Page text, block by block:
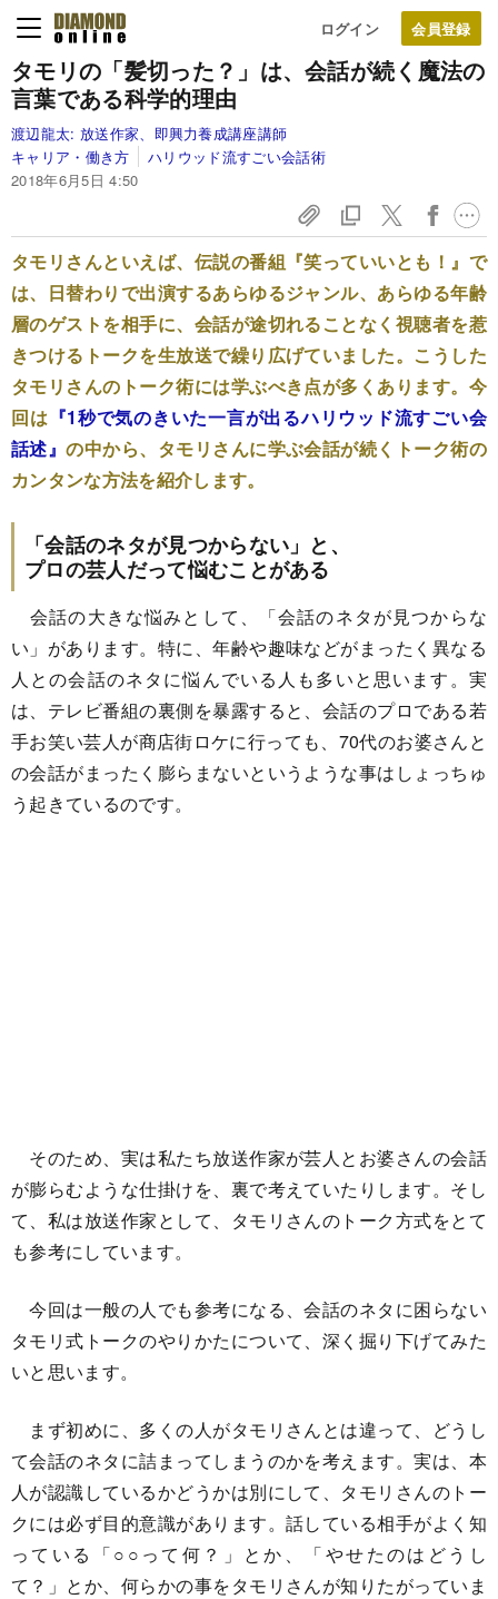
ログイン
タモリの「髪切った？」は、会話が続く魔法の
言葉である科学的理由
渡辺龍太: 放送作家、即興力養成講座講師
キャリア・働き方
ハリウッド流すごい会話術
2018年6月5日 4:50
タモリさんといえば、伝説の番組『笑っていいとも！』で
は、日替わりで出演するあらゆるジャンル、あらゆる年齢
層のゲストを相手に、会話が途切れることなく視聴者を惹
きつけるトークを生放送で繰り広げていました。こうした
タモリさんのトーク術には学ぶべき点が多くあります。今
回は 『1秒で気のきいた一言が出るハリウッド流すごい会
話述』の中から、タモリさんに学ぶ会話が続くトーク術の
カンタンな方法を紹介します。
「会話のネタが見つからない」と、
プロの芸人だって悩むことがある
会話の大きな悩みとして、「会話のネタが見つからな
い」があります。特に、年齢や趣味などがまったく異なる
人との会話のネタに悩んでいる人も多いと思います。実
は、テレビ番組の裏側を暴露すると、会話のプロである若
手お笑い芸人が商店街ロケに行っても、70代のお婆さんと
の会話がまったく膨らまないというような事はしょっちゅ
う起きているのです。
そのため、実は私たち放送作家が芸人とお婆さんの会話
が膨らむような仕掛けを、裏で考えていたりします。そし
て、私は放送作家として、タモリさんのトーク方式をとて
も参考にしています。
今回は一般の人でも参考になる、会話のネタに困らない
タモリ式トークのやりかたについて、深く掘り下げてみた
いと思います。
まず初めに、多くの人がタモリさんとは違って、どうし
て会話のネタに詰まってしまうのかを考えます。実は、本
人が認識しているかどうかは別にして、タモリさんのトー
クには必ず目的意識があります。話している相手がよく知
っている「○○って何？」とか、「やせたのはどうし
て？」とか、何らかの事をタモリさんが知りたがっていま